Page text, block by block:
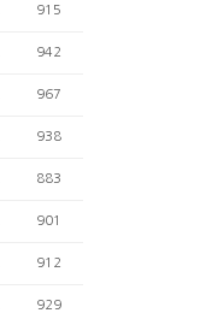
915
942
967
938
883
901
912
929